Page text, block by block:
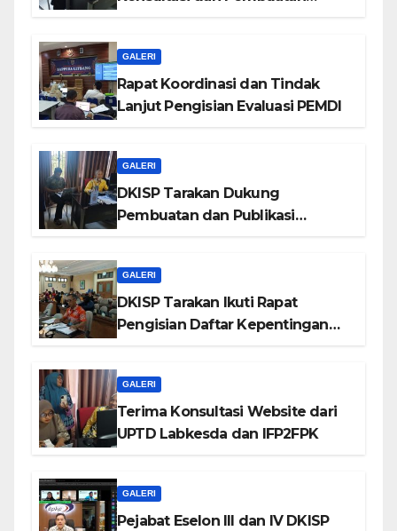
GALERI
Rapat Koordinasi dan Tindak
Lanjut Pengisian Evaluasi PEMDI
GALERI
DKISP Tarakan Dukung
Pembuatan dan Publikasi
GALERI
DKISP Tarakan Ikuti Rapat
Pengisian Daftar Kepentingan
GALERI
Terima Konsultasi Website dari
UPTD Labkesda dan IFP2FPK
GALERI
Pejabat Eselon III dan IV DKISP